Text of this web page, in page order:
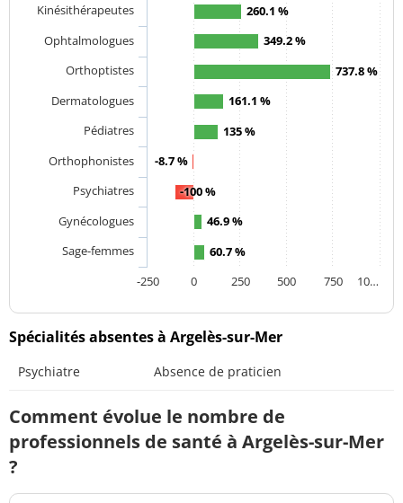
260.1 %
349.2 %
737.8 %
161.1 %
135 %
-8.7 %
-100 %
46.9 %
60.7 %
Kinésithérapeutes
Ophtalmologues
Orthoptistes
Dermatologues
Pédiatres
Orthophonistes
Psychiatres
Gynécologues
Sage-femmes
0
-250 250 500 750 10…
Spécialités absentes à Argelès-sur-Mer
Psychiatre Absence de praticien
Comment évolue le nombre de
professionnels de santé à Argelès-sur-Mer
?